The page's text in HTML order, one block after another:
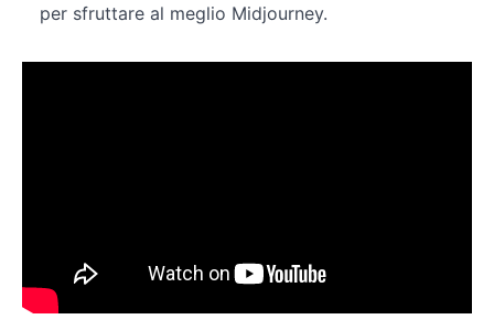
conper sfruttare al meglio Midjourney.